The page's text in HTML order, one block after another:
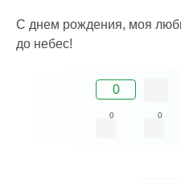
С днем рождения, моя
до небес!
0
0 0